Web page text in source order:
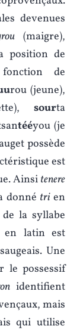
devenues
(maigre),
position de
de
rou (jeune),
sourta
tééyou (je
possède
est
Ainsi tenere
donné trien
la syllabe
en latin est
Une
le possessif
identifient
mais
qui utilise